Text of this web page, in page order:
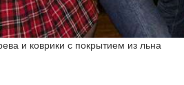
и коврики с покрытием из льна